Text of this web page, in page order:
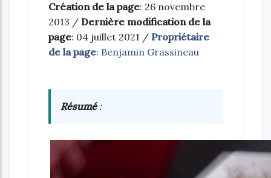
Création de la page: 26 novembre
2013 / Dernière modification de la
page: 04 juillet 2021 / Propriétaire
de la page: Benjamin Grassineau
Résumé: